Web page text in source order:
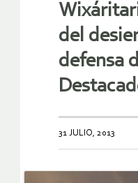
del
defensa
31 JULIO, 2013